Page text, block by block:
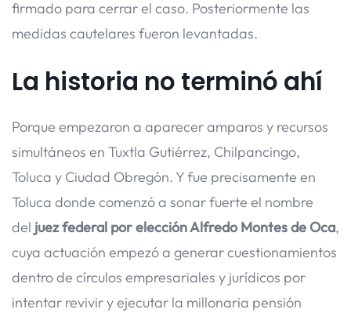
firmado para cerrar el caso. Posteriormente las
medidas cautelares fueron levantadas.
La historia no terminó ahí
Porque empezaron a aparecer amparos y recursos
simultáneos en Tuxtla Gutiérrez, Chilpancingo,
Toluca y Ciudad Obregón. Y fue precisamente en
Toluca donde comenzó a sonar fuerte el nombre
del juez federal por elección Alfredo Montes de Oca,
cuya actuación empezó a generar cuestionamientos
dentro de círculos empresariales y jurídicos por
intentar revivir y ejecutar la millonaria pensión